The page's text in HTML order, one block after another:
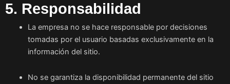
5. Responsabilidad
La empresa no se hace responsable por decisiones
tomadas por el usuario basadas exclusivamente en la
información del sitio.
No se garantiza la disponibilidad permanente del sitio